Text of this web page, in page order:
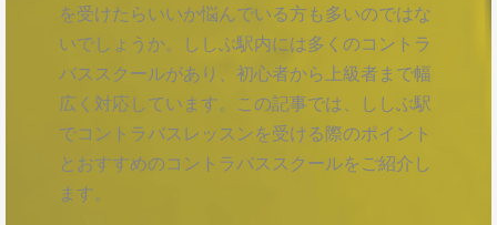
を受けたらいいか悩んでいる方も多いのではな
いでしょうか。ししぶ駅内には多くのコントラ
バススクールがあり、初心者から上級者まで幅
広く対応しています。この記事では、ししぶ駅
でコントラバスレッスンを受ける際のポイント
とおすすめのコントラバススクールをご紹介し
ます。